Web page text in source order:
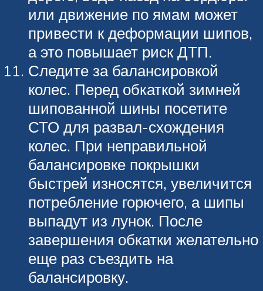
или движение по ямам может
привести к деформации шипов,
а это повышает риск ДТП.
Следите за балансировкой
колес. Перед обкаткой зимней
шипованной шины посетите
СТО для развал-схождения
колес. При неправильной
балансировке покрышки
быстрей износятся, увеличится
потребление горючего, а шипы
выпадут из лунок. После
завершения обкатки желательно
еще раз съездить на
балансировку.